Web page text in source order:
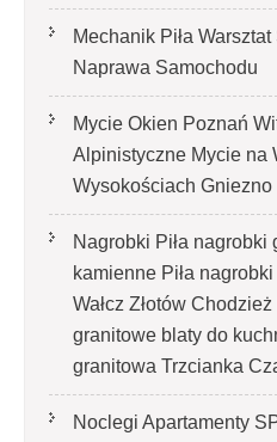
Mechanik Piła
Naprawa Samochodu
Mycie Okien Poznań
Alpinistyczne Mycie na
Wysokościach
Nagrobki Piła nagrobki
kamienne Piła
Wałcz Złotów
granitowe blaty do
granitowa Trzcianka
Noclegi Apartamenty